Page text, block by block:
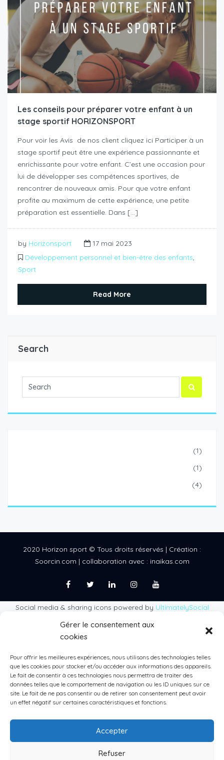
Gérer le consentement aux
cookies
Pour offrir les meilleures expériences, nous utilisons des technologies telles
que les cookies pour stocker et/ou accéder aux informations des appareils.
Le fait de consentir à ces technologies nous permettra de traiter des
données telles que le comportement de navigation ou les ID uniques sur ce
site. Le fait de ne pas consentir ou de retirer son consentement peut avoir
un effet négatif sur certaines caractéristiques et fonctions.
Accepter
Refuser
Les conseils pour préparer votre enfant à un
stage sportif HORIZONSPORT
Pour voir les Avis de nos client cliquez ici Participer à un
stage sportif peut être une expérience passionnante et
enrichissante pour votre enfant. C’est une occasion pour
lui de développer ses compétences sportives, de
rencontrer de nouveaux amis. Pour que votre enfant
profite au maximum de cette expérience, une petite
préparation est essentielle. Dans […]
by Horizonsport
17 mai 2023
Développement personnel et bien-être des enfants,
Sport
Read More
Search
(1)
(1)
(4)
2020 Horizon sport © Tous droits réservés | Création :
Soorcin.com | collaboration avec : inaikas.com
Social media & sharing icons powered by UltimatelySocial